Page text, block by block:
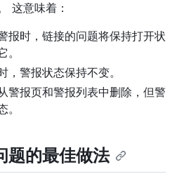
这意味着：
报时，链接的问题将保持打开状
，警报状态保持不变。
警报页和警报列表中删除，但警
题的最佳做法